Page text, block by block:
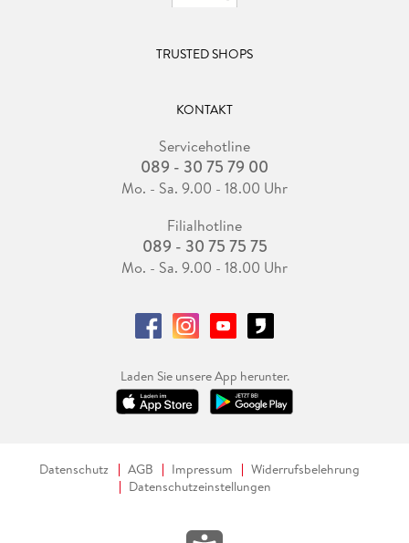
TRUSTED SHOPS
KONTAKT
Servicehotline
089 - 30 75 79 00
Mo. - Sa. 9.00 - 18.00 Uhr
Filialhotline
089 - 30 75 75 75
Mo. - Sa. 9.00 - 18.00 Uhr
Laden Sie unsere App herunter.
Datenschutz AGB Impressum
Widerrufsbelehrung
Datenschutzeinstellungen